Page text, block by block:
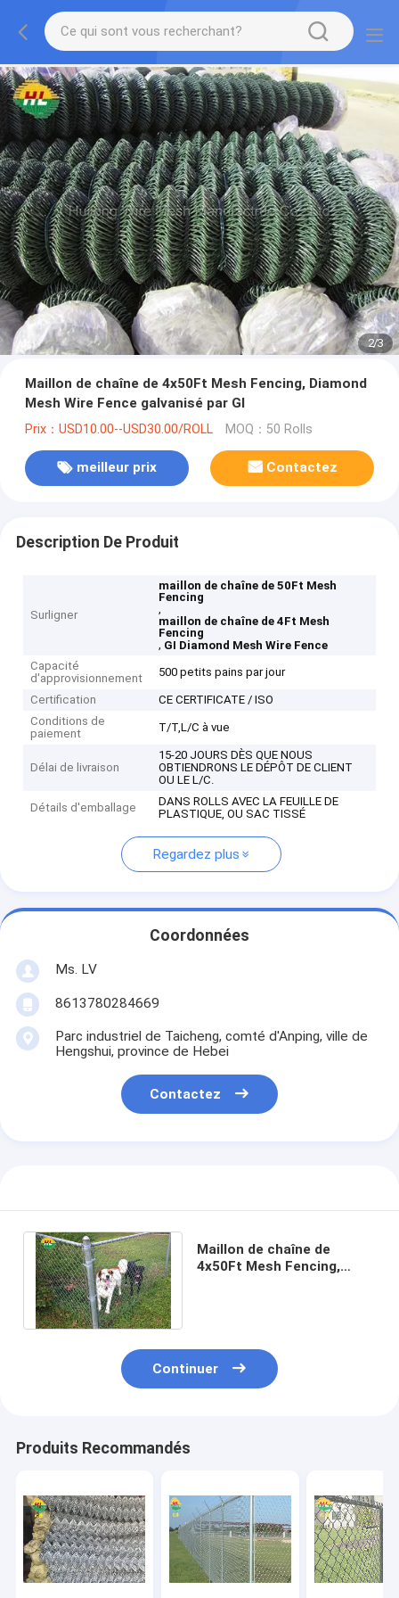
2/3
Maillon de chaîne de 4x50Ft Mesh Fencing, Diamond
Mesh Wire Fence galvanisé par GI
Prix：USD10.00--USD30.00/ROLL MOQ：50 Rolls
meilleur prix Contactez
Description De Produit
Surligner
maillon de chaîne de 50Ft Mesh
Fencing
,
maillon de chaîne de 4Ft Mesh
Fencing
, GI Diamond Mesh Wire Fence
Capacité
d'approvisionnement
500 petits pains par jour
Certification
CE CERTIFICATE / ISO
Conditions de
paiement
T/T,L/C à vue
Délai de livraison
15-20 JOURS DÈS QUE NOUS
OBTIENDRONS LE DÉPÔT DE CLIENT
OU LE L/C.
Détails d'emballage
DANS ROLLS AVEC LA FEUILLE DE
PLASTIQUE, OU SAC TISSÉ
Regardez plus
Coordonnées
Ms. LV
8613780284669
Parc industriel de Taicheng, comté d'Anping, ville de
Hengshui, province de Hebei
Contactez
Maillon de chaîne de
4x50Ft Mesh Fencing,
Continuer
Produits Recommandés